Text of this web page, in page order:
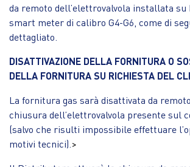
da remoto dell’elettrovalvola installata su
smart meter di calibro G4-G6, come di
dettagliato.
DISATTIVAZIONE DELLA FORNITURA O
DELLA FORNITURA SU RICHIESTA DEL
La fornitura gas sarà disattivata da
chiusura dell’elettrovalvola presente sul
(salvo che risulti impossibile effettuare
motivi tecnici). >